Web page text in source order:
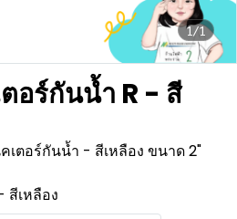
1/1
อร์กันน้ำ R - สี
เตอร์กันน้ำ - สีเหลือง ขนาด 2"
สีเหลือง